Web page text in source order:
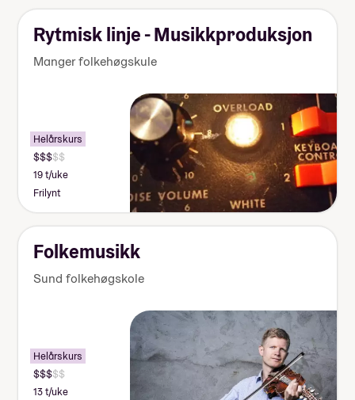
Rytmisk linje - Musikkproduksjon
Manger folkehøgskule
Helårskurs
19 t/uke
Frilynt
Folkemusikk
Sund folkehøgskole
Helårskurs
13 t/uke